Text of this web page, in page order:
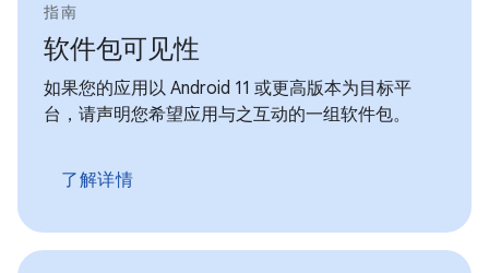
指南
软件包可见性
如果您的应用以 Android 11 或更高版本为目标平
台，请声明您希望应用与之互动的一组软件包。
了解详情